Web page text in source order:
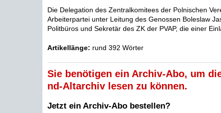
Die Delegation des Zentralkomitees der Polnischen
Arbeiterpartei unter Leitung des Genossen Boleslaw
Politbüros und Sekretär des ZK der PVAP, die einer
Artikellänge: rund 392 Wörter
Sie benötigen ein Archiv-Abo, um
nd-Altarchiv lesen zu können.
Jetzt ein Archiv-Abo bestellen?